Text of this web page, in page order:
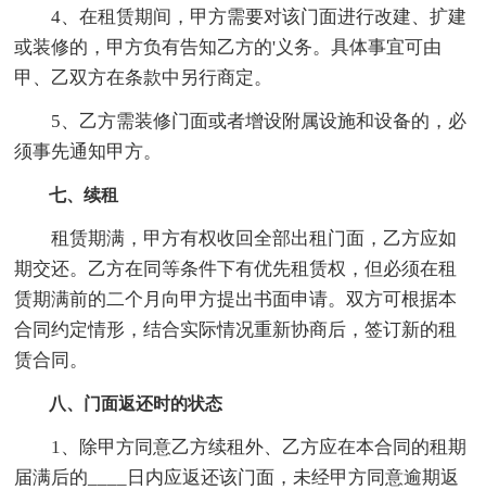
4、在租赁期间，甲方需要对该门面进行改建、扩建
或装修的，甲方负有告知乙方的'义务。具体事宜可由
甲、乙双方在条款中另行商定。
5、乙方需装修门面或者增设附属设施和设备的，必
须事先通知甲方。
七、续租
租赁期满，甲方有权收回全部出租门面，乙方应如
期交还。乙方在同等条件下有优先租赁权，但必须在租
赁期满前的二个月向甲方提出书面申请。双方可根据本
合同约定情形，结合实际情况重新协商后，签订新的租
赁合同。
八、门面返还时的状态
1、除甲方同意乙方续租外、乙方应在本合同的租期
届满后的____日内应返还该门面，未经甲方同意逾期返